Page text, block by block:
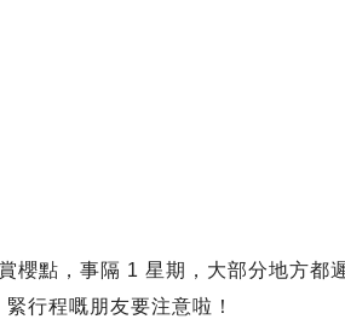
櫻點，事隔 1 星期，大部分地方都
行程嘅朋友要注意啦！